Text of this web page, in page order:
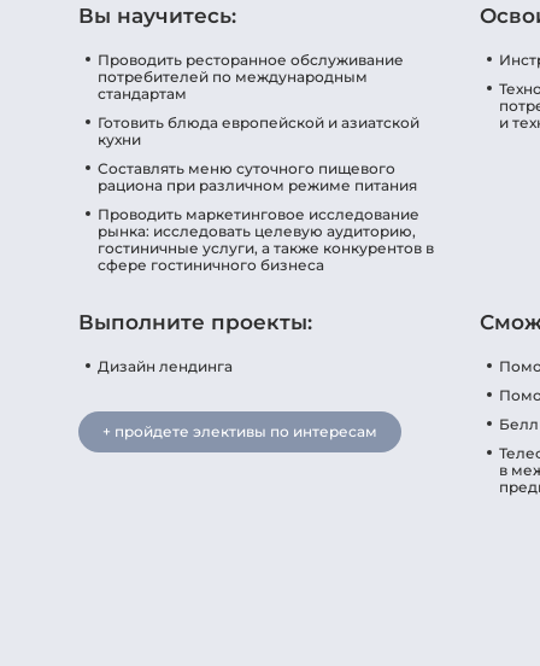
Вы научитесь:
Проводить ресторанное обслуживание
потребителей по международным
стандартам
Готовить блюда европейской и азиатской
кухни
Составлять меню суточного пищевого
рациона при различном режиме питания
Проводить маркетинговое исследование
рынка: исследовать целевую аудиторию,
гостиничные услуги, а также конкурентов в
сфере гостиничного бизнеса
и
Выполните проекты:
Дизайн лендинга
+ пройдете элективы по интересам
в